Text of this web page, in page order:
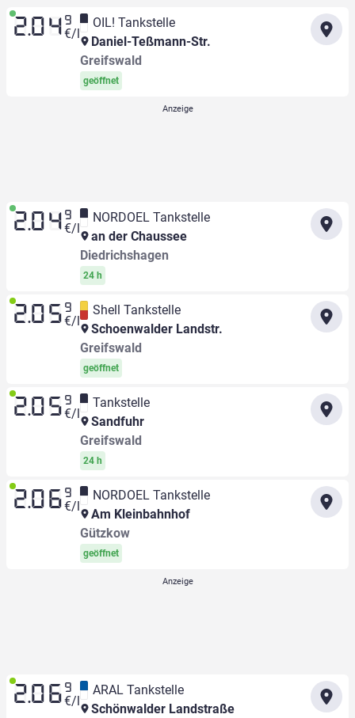
2.04 9
€/l
OIL! Tankstelle
Daniel-Teßmann-Str.
Greifswald
geöffnet
2.04 9
€/l
NORDOEL Tankstelle
an der Chaussee
Diedrichshagen
24 h
2.05 9
€/l
Shell Tankstelle
Schoenwalder Landstr.
Greifswald
geöffnet
2.05 9
€/l
Tankstelle
Sandfuhr
Greifswald
24 h
2.06 9
€/l
NORDOEL Tankstelle
Am Kleinbahnhof
Gützkow
geöffnet
2.06 9
€/l
ARAL Tankstelle
Schönwalder Landstraße